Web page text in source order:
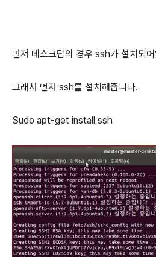
먼저 데스크탑의 경우 ssh가 설치되
그래서 먼저 ssh를 설치해줍니다.
Sudo apt-get install ssh